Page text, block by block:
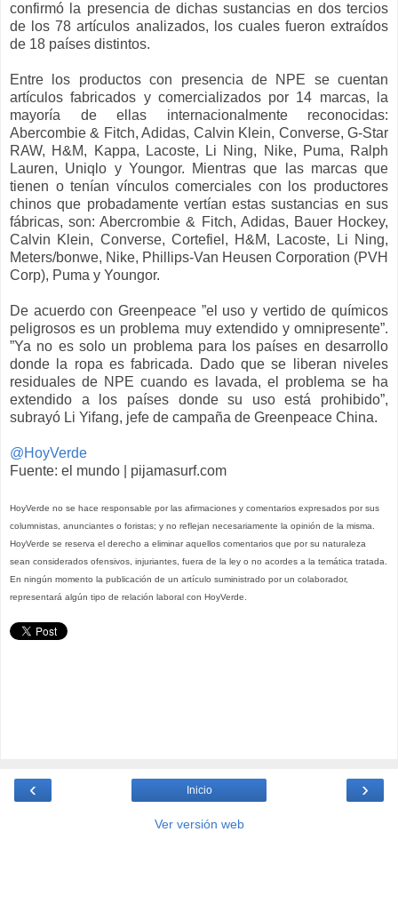
confirmó la presencia de dichas sustancias en dos tercios
de los 78 artículos analizados, los cuales fueron extraídos
de 18 países distintos.
Entre los productos con presencia de NPE se cuentan
artículos fabricados y comercializados por 14 marcas, la
mayoría de ellas internacionalmente reconocidas:
Abercombie & Fitch, Adidas, Calvin Klein, Converse, G-Star
RAW, H&M, Kappa, Lacoste, Li Ning, Nike, Puma, Ralph
Lauren, Uniqlo y Youngor. Mientras que las marcas que
tienen o tenían vínculos comerciales con los productores
chinos que probadamente vertían estas sustancias en sus
fábricas, son: Abercrombie & Fitch, Adidas, Bauer Hockey,
Calvin Klein, Converse, Cortefiel, H&M, Lacoste, Li Ning,
Meters/bonwe, Nike, Phillips-Van Heusen Corporation (PVH
Corp), Puma y Youngor.
De acuerdo con Greenpeace ”el uso y vertido de químicos
peligrosos es un problema muy extendido y omnipresente”.
”Ya no es solo un problema para los países en desarrollo
donde la ropa es fabricada. Dado que se liberan niveles
residuales de NPE cuando es lavada, el problema se ha
extendido a los países donde su uso está prohibido”,
subrayó Li Yifang, jefe de campaña de Greenpeace China.
@HoyVerde
Fuente: el mundo | pijamasurf.com
HoyVerde no se hace responsable por las afirmaciones y comentarios expresados por sus
columnistas, anunciantes o foristas; y no reflejan necesariamente la opinión de la misma.
HoyVerde se reserva el derecho a eliminar aquellos comentarios que por su naturaleza
sean considerados ofensivos, injuriantes, fuera de la ley o no acordes a la temática tratada.
En ningún momento la publicación de un artículo suministrado por un colaborador,
representará algún tipo de relación laboral con HoyVerde.
‹ ›
Inicio
Ver versión web